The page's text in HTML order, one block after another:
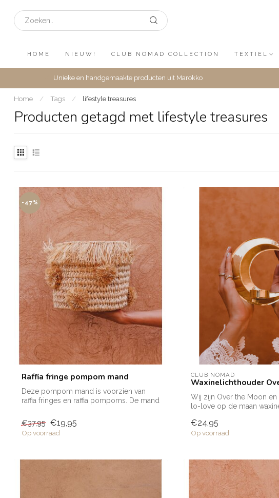
HOME NIEUW! CLUB NOMAD COLLECTION TEXTIEL
Unieke en handgemaakte producten uit Marokko
Home / Tags / lifestyle treasures
Producten getagd met lifestyle treasures
-47%
Raffia fringe pompom mand
Deze pompom mand is voorzien van
raffia fringes en raffia pompoms. De mand
€37,95 €19,95
Op voorraad
CLUB NOMAD
Waxinelichthouder
Wij zijn Over the Moon
lo-love op de maan
€24,95
Op voorraad